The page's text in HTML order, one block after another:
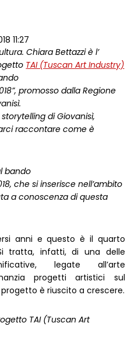
11:27
Chiara Bettazzi è l’
TAI (Tuscan Art Industry)
promosso dalla Regione
di Giovanisì,
raccontare come è
bando
che si inserisce nell’ambito
a conoscenza di questa
anni e questo è il quarto
tratta, infatti, di una delle
legate all’arte
progetti artistici sul
è riuscito a crescere.
TAI (Tuscan Art